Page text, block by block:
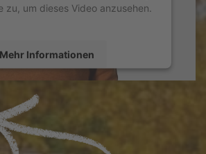
zu, um dieses Video anzusehen.
Mehr Informationen
by
Platform